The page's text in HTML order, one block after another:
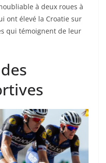
à deux roues à
ont élevé la Croatie sur
qui témoignent de leur